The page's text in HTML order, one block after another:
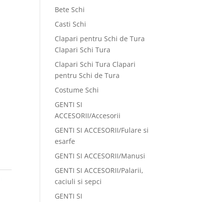
Bete Schi
Casti Schi
Clapari pentru Schi de Tura
Clapari Schi Tura
Clapari Schi Tura Clapari
pentru Schi de Tura
Costume Schi
GENTI SI
ACCESORII/Accesorii
GENTI SI ACCESORII/Fulare si
esarfe
GENTI SI ACCESORII/Manusi
GENTI SI ACCESORII/Palarii,
caciuli si sepci
GENTI SI